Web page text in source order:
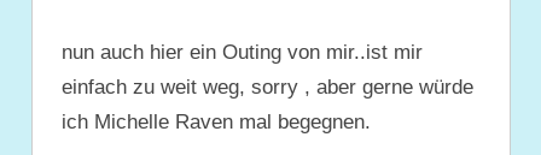
nun auch hier ein Outing von mir..ist mir
einfach zu weit weg, sorry , aber gerne würde
ich Michelle Raven mal begegnen.